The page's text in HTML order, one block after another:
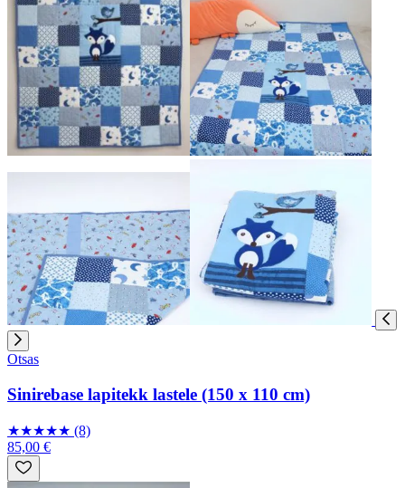
Otsas
Sinirebase lapitekk lastele (150 x 110 cm)
★★★★★ (8)
85,00 €